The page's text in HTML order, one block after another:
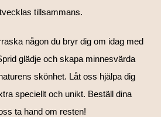
tillsammans.
någon du bryr dig om idag med
glädje och skapa minnesvärda
skönhet. Låt oss hjälpa dig
speciellt och unikt. Beställ dina
ta hand om resten!